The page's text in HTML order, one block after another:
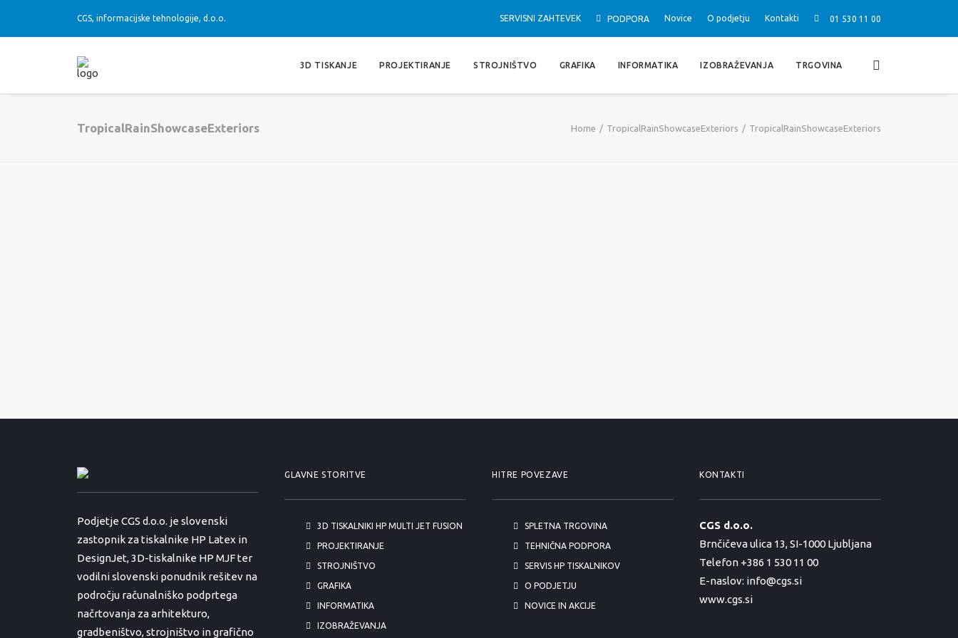
CGS, informacijske tehnologije, d.o.o. SERVISNI ZAHTEVEK PODPORA Novice O podjetju Kontakti 01 530 11 00
3D TISKANJE PROJEKTIRANJE STROJNIŠTVO GRAFIKA INFORMATIKA IZOBRAŽEVANJA TRGOVINA
TropicalRainShowcaseExteriors Home TropicalRainShowcaseExteriors TropicalRainShowcaseExteriors
Podjetje CGS d.o.o. je slovenski
zastopnik za tiskalnike HP Latex in
DesignJet, 3D-tiskalnike HP MJF ter
vodilni slovenski ponudnik rešitev na
področju računalniško podprtega
načrtovanja za arhitekturo,
gradbeništvo, strojništvo in grafično
GLAVNE STORITVE
3D TISKALNIKI HP MULTI JET FUSION
PROJEKTIRANJE
STROJNIŠTVO
GRAFIKA
INFORMATIKA
IZOBRAŽEVANJA
HITRE POVEZAVE
SPLETNA TRGOVINA
TEHNIČNA PODPORA
SERVIS HP TISKALNIKOV
O PODJETJU
NOVICE IN AKCIJE
KONTAKTI
CGS d.o.o.
Brnčičeva ulica 13, SI-1000 Ljubljana
Telefon +386 1 530 11 00
E-naslov: info@cgs.si
www.cgs.si